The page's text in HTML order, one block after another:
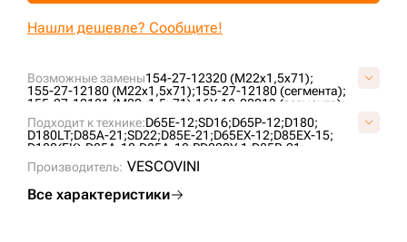
Возможные замены154-27-12320 (M22x1,5x71);
155-27-12180 (M22x1,5x71);155-27-12180 (сегмента);
155-27-12181 (M22x1,5x71);16Y-18-00013 (сегмента);
2504120220700;
76040844; KM225; KM225A;
P155-27-12181A;S4085200N16;
Подходит к технике:D65E-12;SD16;D65P-12;D180;
D180LT;D85A-21;SD22;D85E-21;D65EX-12;D85EX-15;
D180(FK);D85A-12;D85A-18;PD220Y-1;D85P-21;
D65P-12E;
SD22S;D65PX-12;D63E-12;
PD220Y-3;SD22F; D65EX-15E0;
Производитель: VESCOVINI
Все характеристики
Нашли дешевле? Сообщите!